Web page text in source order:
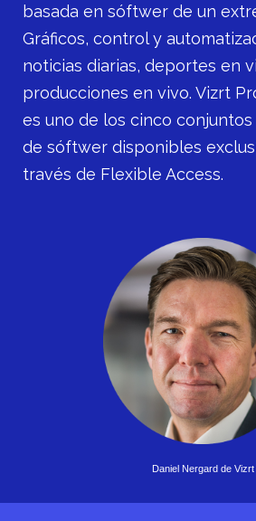
basada en sóftwer de un
Gráficos, control y
noticias diarias, deportes en
producciones en vivo. Vizrt
es uno de los cinco
de sóftwer disponibles
través de Flexible Access.
Daniel Nergard de Vizrt